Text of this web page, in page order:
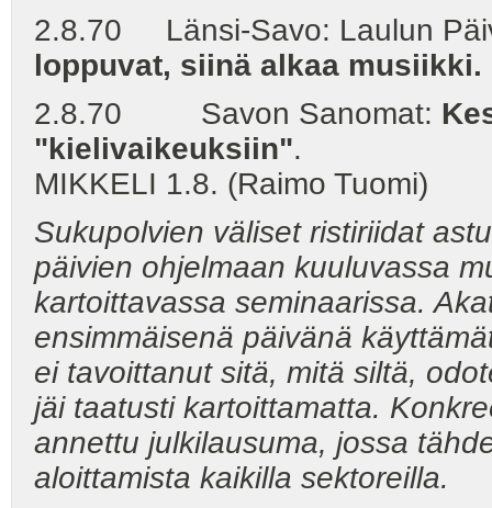
2.8.70 Länsi-Savo: Laulun
loppuvat, siinä alkaa musiikki.
2.8.70 Savon Sanomat:
"kielivaikeuksiin".
MIKKELI 1.8. (Raimo Tuomi)
Sukupolvien väliset ristiriidat
päivien ohjelmaan kuuluvassa
kartoittavassa seminaarissa.
ensimmäisenä päivänä
ei tavoittanut sitä, mitä siltä,
jäi taatusti kartoittamatta.
annettu julkilausuma, jossa
aloittamista kaikilla sektoreilla.